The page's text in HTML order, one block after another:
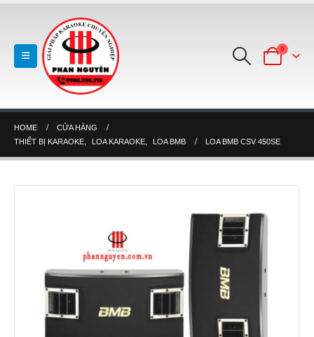
0
HOME
CỬA HÀNG
THIẾT BỊ KARAOKE
LOA KARAOKE LOA BMB LOA BMB CSV 450SE